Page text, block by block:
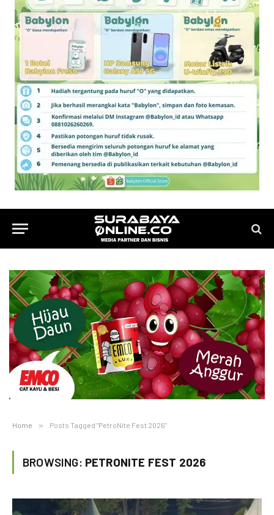
Home » Posts Tagged "PetroNite Fest 2026"
BROWSING: PETRONITE FEST 2026